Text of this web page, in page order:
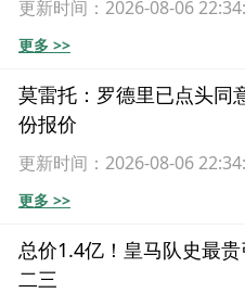
更新时间：2026-08-06
更多 >>
莫雷托：罗德里已点头同
份报价
更新时间：2026-08-06
更多 >>
总价1.4亿！皇马队史最
二三